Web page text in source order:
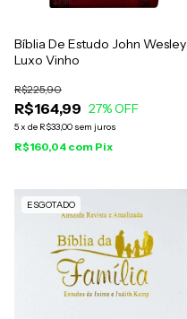
Bíblia De Estudo John Wesley
Luxo Vinho
R$164,99
R$225,90
27% OFF
5x de R$33,00 sem juros
R$160,04 com Pix
ESGOTADO